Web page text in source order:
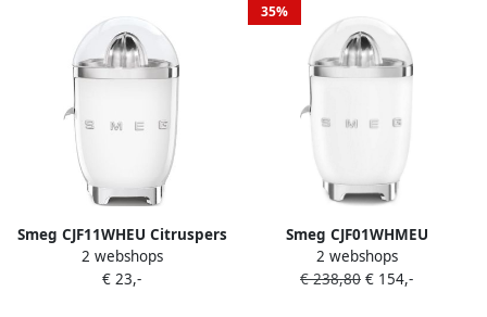
Smeg CJF11WHEU Citruspers
Elektrische Citruspers 70W
RVS Filter
2 webshops
€ 23,-
35%
Smeg CJF01WHMEU
elektrische citruspers 70 W
Wit
2 webshops
€ 238,80 € 154,-